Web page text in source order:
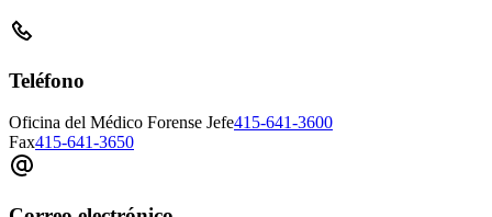
Teléfono
Oficina del Médico Forense Jefe415-641-3600
Fax415-641-3650